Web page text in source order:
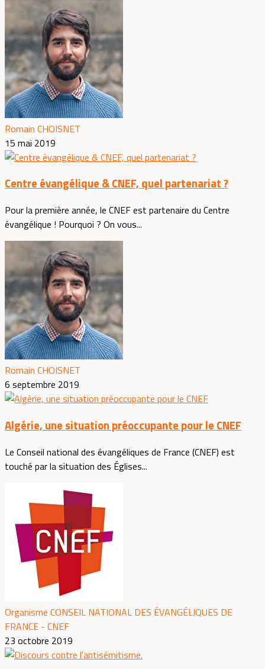
Romain CHOISNET
15 mai 2019
Centre évangélique & CNEF, quel partenariat ?
Pour la première année, le CNEF est partenaire du Centre
évangélique ! Pourquoi ? On vous...
Romain CHOISNET
6 septembre 2019
Algérie, une situation préoccupante pour le CNEF
Le Conseil national des évangéliques de France (CNEF) est
touché par la situation des Églises...
Organisme CONSEIL NATIONAL DES ÉVANGÉLIQUES DE
FRANCE - CNEF
23 octobre 2019